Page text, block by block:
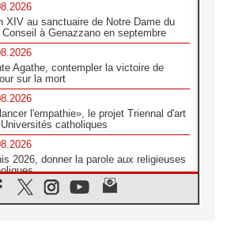
XIV au sanctuaire de Notre Dame du
Conseil à Genazzano en septembre
Agathe, contempler la victoire de
sur la mort
l'empathie», le projet Triennal d'art
catholiques
2026, donner la parole aux religieuses
l'Église accompagne les